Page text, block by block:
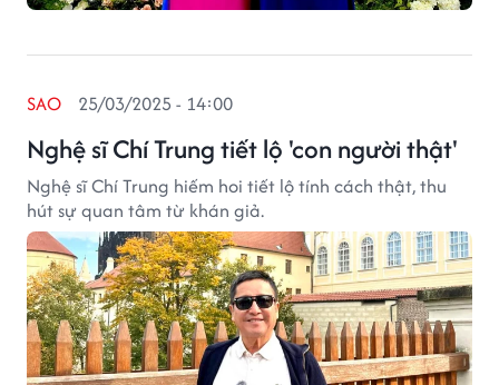
Nghệ sĩ Chí Trung tiết lộ 'con người thật'
SAO 25/03/2025 - 14:00
Nghệ sĩ Chí Trung hiếm hoi tiết lộ tính cách thật, thu
hút sự quan tâm từ khán giả.